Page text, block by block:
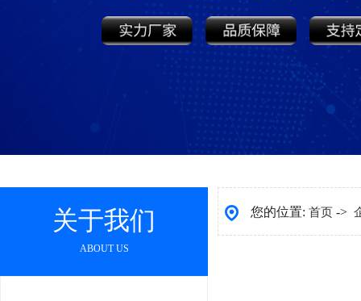
关于我们
ABOUT US
您的位置: 首页 ->